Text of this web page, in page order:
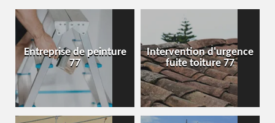
Entreprise de peinture
77
Intervention d'urgence
fuite toiture 77